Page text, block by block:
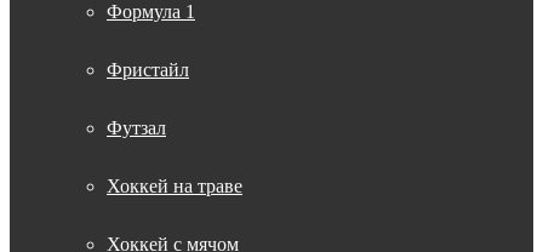
Формула 1
Фристайл
Футзал
Хоккей на траве
Хоккей с мячом